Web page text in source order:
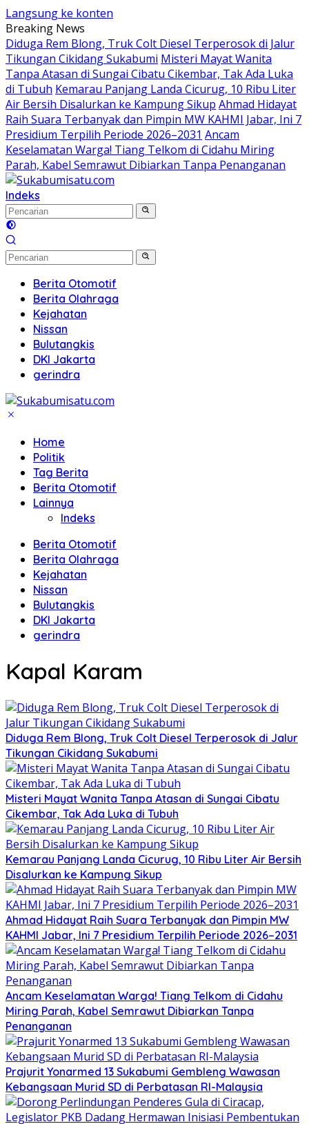
Langsung ke konten
Breaking News
Diduga Rem Blong, Truk Colt Diesel Terperosok di Jalur
Tikungan Cikidang Sukabumi Misteri Mayat Wanita
Tanpa Atasan di Sungai Cibatu Cikembar, Tak Ada Luka
di Tubuh Kemarau Panjang Landa Cicurug, 10 Ribu Liter
Air Bersih Disalurkan ke Kampung Sikup Ahmad Hidayat
Raih Suara Terbanyak dan Pimpin MW KAHMI Jabar, Ini 7
Presidium Terpilih Periode 2026–2031 Ancam
Keselamatan Warga! Tiang Telkom di Cidahu Miring
Parah, Kabel Semrawut Dibiarkan Tanpa Penanganan
Indeks
Berita Otomotif
Berita Olahraga
Kejahatan
Nissan
Bulutangkis
DKI Jakarta
gerindra
Home
Politik
Tag Berita
Berita Otomotif
Lainnya
Indeks
Berita Otomotif
Berita Olahraga
Kejahatan
Nissan
Bulutangkis
DKI Jakarta
gerindra
Kapal Karam
Diduga Rem Blong, Truk Colt Diesel Terperosok di Jalur
Tikungan Cikidang Sukabumi
Misteri Mayat Wanita Tanpa Atasan di Sungai Cibatu
Cikembar, Tak Ada Luka di Tubuh
Kemarau Panjang Landa Cicurug, 10 Ribu Liter Air Bersih
Disalurkan ke Kampung Sikup
Ahmad Hidayat Raih Suara Terbanyak dan Pimpin MW
KAHMI Jabar, Ini 7 Presidium Terpilih Periode 2026–2031
Ancam Keselamatan Warga! Tiang Telkom di Cidahu
Miring Parah, Kabel Semrawut Dibiarkan Tanpa
Penanganan
Prajurit Yonarmed 13 Sukabumi Gembleng Wawasan
Kebangsaan Murid SD di Perbatasan RI-Malaysia